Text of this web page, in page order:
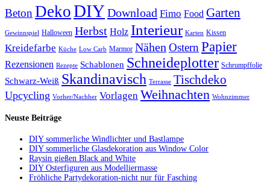
Beton DekoDIYDownload Fimo Food Garten
Gewinnspiel Halloween Herbst Holz Interieur Karten Kissen
Kreidefarbe Küche Low Carb Marmor Nähen Ostern Papier
Rezensionen Rezepte Schablonen Schneideplotter Schrumpffolie
Schwarz-Weiß Skandinavisch Terrasse Tischdeko
Upcycling Vorher/Nachher Vorlagen Weihnachten Wohnzimmer
Neuste Beiträge
DIY sommerliche Windlichter und Bastlampe
DIY sommerliche Glasdekoration aus Window Color
Raysin gießen Black and White
DIY Osterfiguren aus Modelliermasse
Fröhliche Partydekoration-nicht nur für Fasching